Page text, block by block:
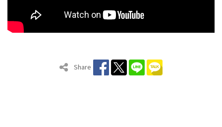
Share